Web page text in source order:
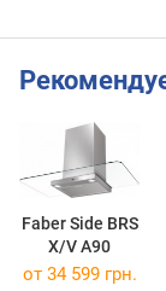
Faber Side BRS
X/V A90
от 34 599 грн.